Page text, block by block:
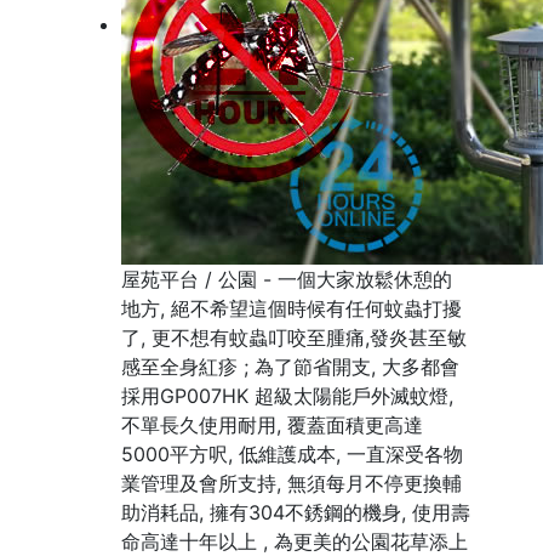
屋苑平台 / 公園 - 一個大家放鬆休憩的
地方, 絕不希望這個時候有任何蚊蟲打擾
了, 更不想有蚊蟲叮咬至腫痛,發炎甚至敏
感至全身紅疹 ; 為了節省開支, 大多都會
採用GP007HK 超級太陽能戶外滅蚊燈,
不單長久使用耐用, 覆蓋面積更高達
5000平方呎, 低維護成本, 一直深受各物
業管理及會所支持, 無須每月不停更換輔
助消耗品, 擁有304不銹鋼的機身, 使用壽
命高達十年以上 , 為更美的公園花草添上